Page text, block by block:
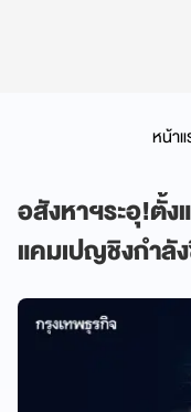
หน้า
อสังหาฯระอุ!ตั้
แคมเปญชิงกำลั